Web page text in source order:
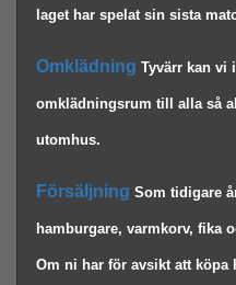
laget har spelat sin sista
Omklädning Tyvärr kan vi
omklädningsrum till alla så
utomhus.
Försäljning Som tidigare
hamburgare, varmkorv, fika
Om ni har för avsikt att köpa